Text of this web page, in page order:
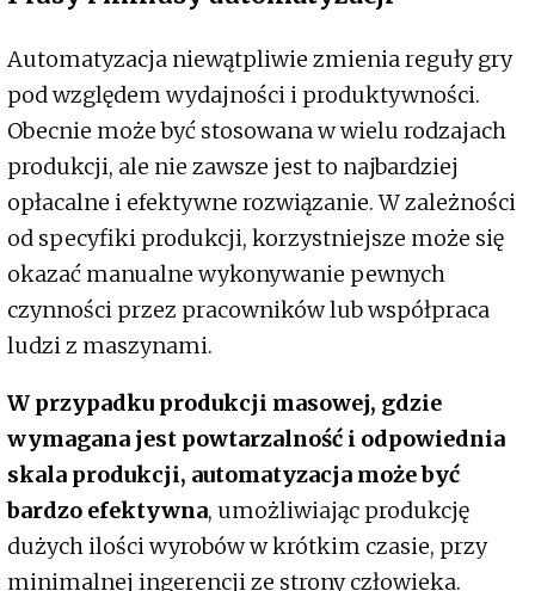
Automatyzacja niewątpliwie zmienia reguły gry
pod względem wydajności i produktywności.
Obecnie może być stosowana w wielu rodzajach
produkcji, ale nie zawsze jest to najbardziej
opłacalne i efektywne rozwiązanie. W zależności
od specyfiki produkcji, korzystniejsze może się
okazać manualne wykonywanie pewnych
czynności przez pracowników lub współpraca
ludzi z maszynami.
W przypadku produkcji masowej, gdzie
wymagana jest powtarzalność i odpowiednia
skala produkcji, automatyzacja może być
bardzo efektywna, umożliwiając produkcję
dużych ilości wyrobów w krótkim czasie, przy
minimalnej ingerencji ze strony człowieka.